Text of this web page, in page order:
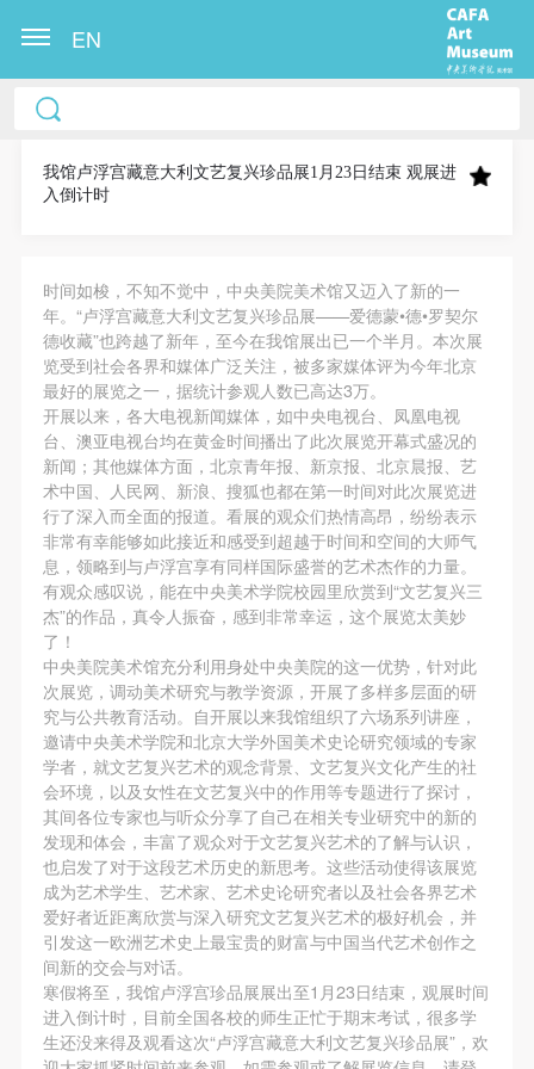
EN
我馆卢浮宫藏意大利文艺复兴珍品展1月23日结束 观展进
入倒计时
时间如梭，不知不觉中，中央美院美术馆又迈入了新的一
年。“卢浮宫藏意大利文艺复兴珍品展——爱德蒙•德•罗契尔
德收藏”也跨越了新年，至今在我馆展出已一个半月。本次展
览受到社会各界和媒体广泛关注，被多家媒体评为今年北京
最好的展览之一，据统计参观人数已高达3万。
开展以来，各大电视新闻媒体，如中央电视台、凤凰电视
台、澳亚电视台均在黄金时间播出了此次展览开幕式盛况的
新闻；其他媒体方面，北京青年报、新京报、北京晨报、艺
术中国、人民网、新浪、搜狐也都在第一时间对此次展览进
行了深入而全面的报道。看展的观众们热情高昂，纷纷表示
非常有幸能够如此接近和感受到超越于时间和空间的大师气
息，领略到与卢浮宫享有同样国际盛誉的艺术杰作的力量。
有观众感叹说，能在中央美术学院校园里欣赏到“文艺复兴三
杰”的作品，真令人振奋，感到非常幸运，这个展览太美妙
了！
中央美院美术馆充分利用身处中央美院的这一优势，针对此
次展览，调动美术研究与教学资源，开展了多样多层面的研
究与公共教育活动。自开展以来我馆组织了六场系列讲座，
邀请中央美术学院和北京大学外国美术史论研究领域的专家
学者，就文艺复兴艺术的观念背景、文艺复兴文化产生的社
会环境，以及女性在文艺复兴中的作用等专题进行了探讨，
其间各位专家也与听众分享了自己在相关专业研究中的新的
发现和体会，丰富了观众对于文艺复兴艺术的了解与认识，
也启发了对于这段艺术历史的新思考。这些活动使得该展览
成为艺术学生、艺术家、艺术史论研究者以及社会各界艺术
爱好者近距离欣赏与深入研究文艺复兴艺术的极好机会，并
引发这一欧洲艺术史上最宝贵的财富与中国当代艺术创作之
间新的交会与对话。
寒假将至，我馆卢浮宫珍品展展出至1月23日结束，观展时间
进入倒计时，目前全国各校的师生正忙于期末考试，很多学
生还没来得及观看这次“卢浮宫藏意大利文艺复兴珍品展”，欢
中央美术学院美术馆出版授权协议书
称“CAFAM”），愿意将本人参与中央美术学院美术馆
公共教育部组织的公益性活动（包括美术馆会员活
作发表、出版。中央美术学院可以以电子、网络及其
它数字媒体形式公开出版，并同意编入《中国知识资
源总库》《中央美术学院资料库》《中央美术学院美
术馆资料库》等相关资料、文献、档案机构和平台，
在中央美术学院中使用和在互联网上传播，同意按相
关“章程”规定享受相关权益。
中央美术学院美术馆活动安全免责协议书
第一条
本次活动公平公正、自愿参加与退出、风险与责任自
负的原则。但活动有风险，参加者应有必要的风险意
识。
第二条
参加本次活动者必须遵守中华人民共和国的相关法
律、法规，必须遵循道德和社会公德规范，并应该具
备以人为本、团结友爱、互相帮助和助人为乐的良好
品质。
第三条
参加本次活动人员应该是成年人（具有完全民事行为
能力的人，18周岁以上）未成年人必须在成年人的陪
同下参观。
第四条
参加活动者在此次活动期间的人身安全责任自负。鼓
励参加者自行购买人身安全保险。活动中一旦出现事
中央美术学院美术馆出版授权协议书
称“CAFAM”），愿意将本人参与中央美术学院美术馆
公共教育部组织的公益性活动（包括美术馆会员活
作发表、出版。中央美术学院可以以电子、网络及其
它数字媒体形式公开出版，并同意编入《中国知识资
源总库》《中央美术学院资料库》《中央美术学院美
术馆资料库》等相关资料、文献、档案机构和平台，
在中央美术学院中使用和在互联网上传播，同意按相
关“章程”规定享受相关权益。
中央美术学院美术馆活动安全免责协议书
第一条
本次活动公平公正、自愿参加与退出、风险与责任自
负的原则。但活动有风险，参加者应有必要的风险意
识。
第二条
参加本次活动者必须遵守中华人民共和国的相关法
律、法规，必须遵循道德和社会公德规范，并应该具
备以人为本、团结友爱、互相帮助和助人为乐的良好
品质。
第三条
参加本次活动人员应该是成年人（具有完全民事行为
能力的人，18周岁以上）未成年人必须在成年人的陪
同下参观。
第四条
参加活动者在此次活动期间的人身安全责任自负。鼓
励参加者自行购买人身安全保险。活动中一旦出现事
中央美术学院美术馆出版授权协议书
称“CAFAM”），愿意将本人参与中央美术学院美术馆
公共教育部组织的公益性活动（包括美术馆会员活
作发表、出版。中央美术学院可以以电子、网络及其
它数字媒体形式公开出版，并同意编入《中国知识资
源总库》《中央美术学院资料库》《中央美术学院美
术馆资料库》等相关资料、文献、档案机构和平台，
在中央美术学院中使用和在互联网上传播，同意按相
关“章程”规定享受相关权益。
中央美术学院美术馆活动安全免责协议书
第一条
本次活动公平公正、自愿参加与退出、风险与责任自
负的原则。但活动有风险，参加者应有必要的风险意
识。
第二条
参加本次活动者必须遵守中华人民共和国的相关法
律、法规，必须遵循道德和社会公德规范，并应该具
备以人为本、团结友爱、互相帮助和助人为乐的良好
品质。
第三条
参加本次活动人员应该是成年人（具有完全民事行为
能力的人，18周岁以上）未成年人必须在成年人的陪
同下参观。
第四条
参加活动者在此次活动期间的人身安全责任自负。鼓
励参加者自行购买人身安全保险。活动中一旦出现事
快捷登录 帐号密码登录
手机号码
发送验证码
手机号码将作为您的登录账号
验证码
登录
可使用雅昌艺术网会员账户登录